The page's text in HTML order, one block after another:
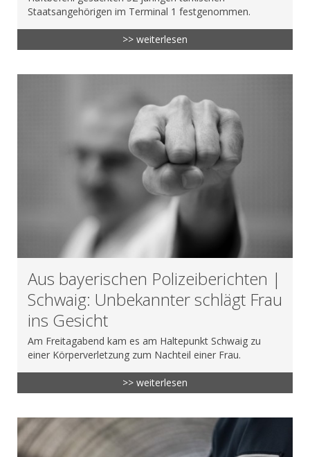
Staatsangehörigen im Terminal 1 festgenommen.
>> weiterlesen
Aus bayerischen Polizeiberichten |
Schwaig: Unbekannter schlägt Frau
ins Gesicht
Am Freitagabend kam es am Haltepunkt Schwaig zu
einer Körperverletzung zum Nachteil einer Frau.
>> weiterlesen